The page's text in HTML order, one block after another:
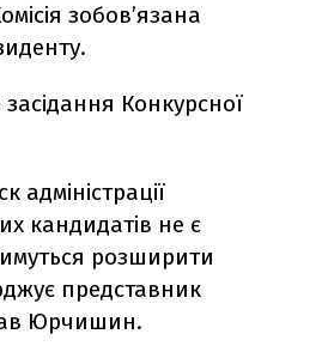
зобов’язана
Конкурсної
адміністрації
кандидатів не є
розширити
представник
Юрчишин.